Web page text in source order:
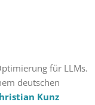
für LLMs.
deutschen
Kunz